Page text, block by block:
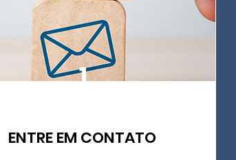
1
ENTRE EM CONTATO